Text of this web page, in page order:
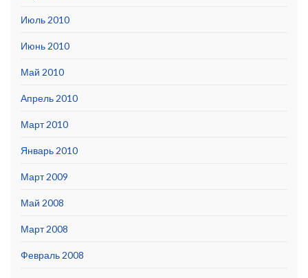
Июль 2010
Июнь 2010
Май 2010
Апрель 2010
Март 2010
Январь 2010
Март 2009
Май 2008
Март 2008
Февраль 2008